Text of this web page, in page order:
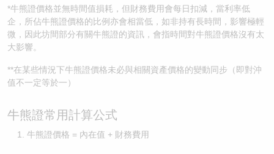
*牛熊證價格並無時間值損耗，但財務費用會每日扣減，當利率低
企，所佔牛熊證價格的比例亦會相當低，如非持有長時間，影響極輕
微，因此坊間部分有關牛熊證的資訊，會指時間對牛熊證價格沒有太
大影響。
**在某些情況下牛熊證價格未必與相關資產價格的變動同步（即對沖
值不一定等於一）
牛熊證常用計算公式
牛熊證價格 = 內在值 + 財務費用